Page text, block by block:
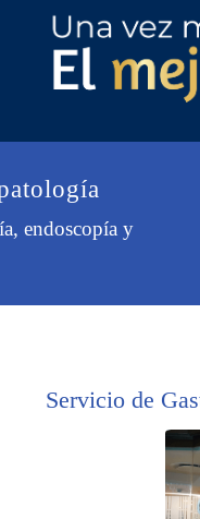
endoscopía y
Servicio de